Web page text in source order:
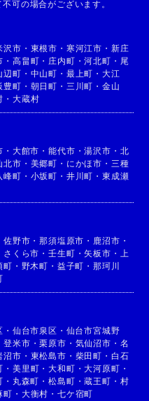
可の場合がございます。
沢市 ・ 東根市 ・ 寒河江市 ・ 新庄
・ 高畠町 ・ 庄内町 ・河北町 ・ 尾
辺町 ・ 中山町 ・ 最上町 ・ 大江
豊町 ・ 朝日町 ・ 三川町 ・ 金山
・ 大蔵村
・ 大館市 ・能代市 ・湯沢市 ・ 北
北市 ・ 美郷町 ・ にかほ市 ・ 三種
峰町 ・ 小坂町 ・ 井川町 ・ 東成瀬
佐野市 ・那須塩原市 ・ 鹿沼市 ・
さくら市 ・壬生町 ・矢板市 ・
上
町 ・ 野木町 ・ 益子町 ・那珂川
・ 仙台市泉区 ・ 仙台市宮城野
登米市 ・栗原市 ・ 気仙沼市 ・ 名
沼市 ・ 東松島市 ・ 柴田町 ・ 白石
・ 美里町 ・大和町 ・大河原町 ・
・ 丸森町 ・松島町 ・蔵王町 ・ 村
町 ・ 大衡村 ・ 七ケ宿町